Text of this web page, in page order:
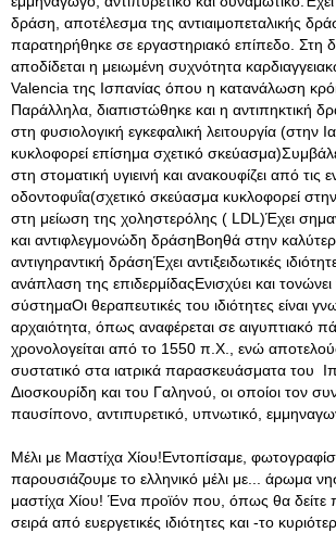
δράση, αποτέλεσμα της αντιαιμοπεταλικής
παρατηρήθηκε σε εργαστηριακό επίπεδο. Στη
αποδίδεται η μειωμένη συχνότητα
Valencia της Ισπανίας όπου η κατανάλωση
Παράλληλα, διαπιστώθηκε και η αντιπηκτική
στη φυσιολογική εγκεφαλική λειτουργία (στην
κυκλοφορεί επίσημα σχετικό
στη στοματική υγιεινή και ανακουφίζει από τις
οδοντοφυΐα(σχετικό σκεύασμα κυκλοφορεί
στη μείωση της χοληστερόλης ( LDL)Έχει
και αντιφλεγμονώδη δράσηΒοηθά στην
αντιγηραντική δράσηΈχει αντιξειδωτικές
ανάπλαση της επιδερμίδαςΕνισχύει και
σύστημαΟι θεραπευτικές του ιδιότητες είναι
αρχαιότητα, όπως αναφέρεται σε αιγυπτιακό
χρονολογείται από το 1550 π.Χ., ενώ
συστατικό στα ιατρικά παρασκευάσματα του
Διοσκουρίδη και του Γαληνού, οι οποίοι τον
παυσίπονο, αντιπυρετικό, υπνωτικό,
Μέλι με Μαστίχα Χίου!Εντοπίσαμε,
παρουσιάζουμε το ελληνικό μέλι με... άρωμα
μαστίχα Χίου! Ένα προϊόν που, όπως θα δείτε
σειρά από ευεργετικές ιδιότητες και -το